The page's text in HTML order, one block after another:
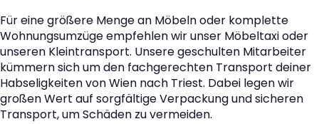
Für eine größere Menge an Möbeln oder komplette
Wohnungsumzüge empfehlen wir unser Möbeltaxi oder
unseren Kleintransport. Unsere geschulten Mitarbeiter
kümmern sich um den fachgerechten Transport deiner
Habseligkeiten von Wien nach Triest. Dabei legen wir
großen Wert auf sorgfältige Verpackung und sicheren
Transport, um Schäden zu vermeiden.